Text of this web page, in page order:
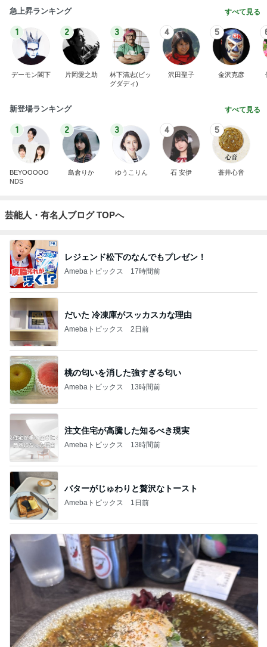
急上昇ランキング すべて見る
1
デーモン閣下
2
片岡愛之助
3
林下清志(ビッ
グダディ)
4
沢田聖子
5
金沢克彦
新登場ランキング すべて見る
1
BEYOOOOO
NDS
2
島倉りか
3
ゆうこりん
4
石 安伊
5
蒼井心音
芸能人・有名人ブログ TOPへ
レジェンド松下のなんでもプレゼン！
Amebaトピックス 17時間前
だいた 冷凍庫がスッカスカな理由
Amebaトピックス 2日前
桃の匂いを消した強すぎる匂い
Amebaトピックス 13時間前
注文住宅が高騰した知るべき現実
Amebaトピックス 13時間前
バターがじゅわりと贅沢なトースト
Amebaトピックス 1日前